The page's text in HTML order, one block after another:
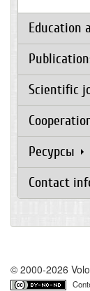
Education
Scientific
Ресурсы
Contact
© 2000-2026